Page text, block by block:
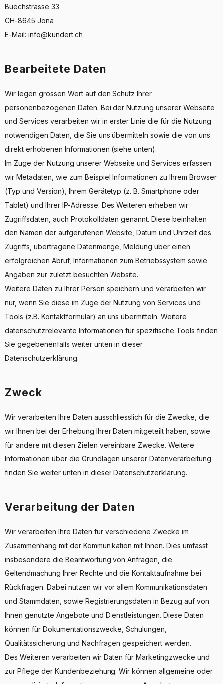
Buechstrasse 33
CH-8645 Jona
E-Mail: info@kundert.ch
Bearbeitete Daten
Wir legen grossen Wert auf den Schutz Ihrer
personenbezogenen Daten. Bei der Nutzung unserer Webseite
und Services verarbeiten wir in erster Linie die für die Nutzung
notwendigen Daten, die Sie uns übermitteln sowie die von uns
direkt erhobenen Informationen (siehe unten).
Im Zuge der Nutzung unserer Webseite und Services erfassen
wir Metadaten, wie zum Beispiel Informationen zu Ihrem Browser
(Typ und Version), Ihrem Gerätetyp (z. B. Smartphone oder
Tablet) und Ihrer IP-Adresse. Des Weiteren erheben wir
Zugriffsdaten, auch Protokolldaten genannt. Diese beinhalten
den Namen der aufgerufenen Website, Datum und Uhrzeit des
Zugriffs, übertragene Datenmenge, Meldung über einen
erfolgreichen Abruf, Informationen zum Betriebssystem sowie
Angaben zur zuletzt besuchten Website.
Weitere Daten zu Ihrer Person speichern und verarbeiten wir
nur, wenn Sie diese im Zuge der Nutzung von Services und
Tools (z.B. Kontaktformular) an uns übermitteln. Weitere
datenschutzrelevante Informationen für spezifische Tools finden
Sie gegebenenfalls weiter unten in dieser
Datenschutzerklärung.
Zweck
Wir verarbeiten Ihre Daten ausschliesslich für die Zwecke, die
wir Ihnen bei der Erhebung Ihrer Daten mitgeteilt haben, sowie
für andere mit diesen Zielen vereinbare Zwecke. Weitere
Informationen über die Grundlagen unserer Datenverarbeitung
finden Sie weiter unten in dieser Datenschutzerklärung.
Verarbeitung der Daten
Wir verarbeiten Ihre Daten für verschiedene Zwecke im
Zusammenhang mit der Kommunikation mit Ihnen. Dies umfasst
insbesondere die Beantwortung von Anfragen, die
Geltendmachung Ihrer Rechte und die Kontaktaufnahme bei
Rückfragen. Dabei nutzen wir vor allem Kommunikationsdaten
und Stammdaten, sowie Registrierungsdaten in Bezug auf von
Ihnen genutzte Angebote und Dienstleistungen. Diese Daten
können für Dokumentationszwecke, Schulungen,
Qualitätssicherung und Nachfragen gespeichert werden.
Des Weiteren verarbeiten wir Daten für Marketingzwecke und
zur Pflege der Kundenbeziehung. Wir können allgemeine oder